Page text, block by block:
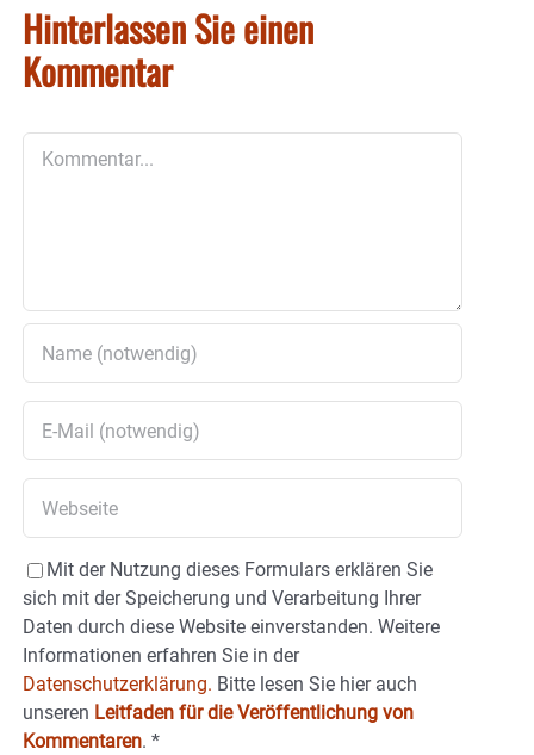
Hinterlassen Sie einen
Kommentar
Mit der Nutzung dieses Formulars erklären Sie
sich mit der Speicherung und Verarbeitung Ihrer
Daten durch diese Website einverstanden. Weitere
Informationen erfahren Sie in der
Datenschutzerklärung. Bitte lesen Sie hier auch
unseren Leitfaden für die Veröffentlichung von
Kommentaren. *